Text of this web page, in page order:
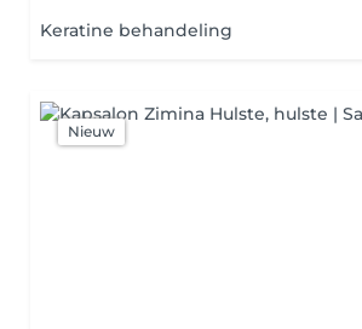
Keratine behandeling
Nieuw